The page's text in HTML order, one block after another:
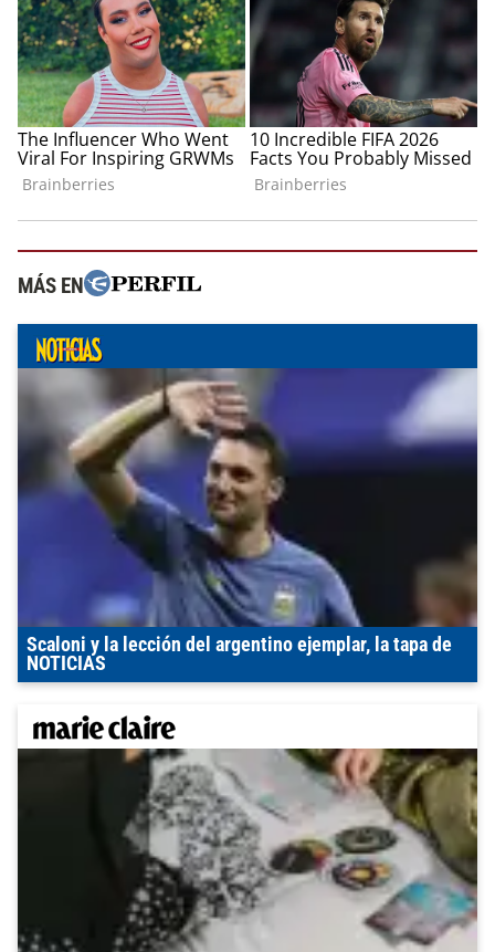
MÁS EN
Scaloni y la lección del argentino ejemplar, la tapa de
NOTICIAS